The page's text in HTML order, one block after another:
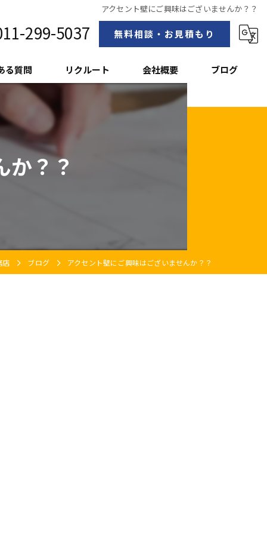
アクセント壁にご興味はございませんか？？
299-5037 無料相談・お見積もり
る質問 リクルート 会社概要
スタッフ紹介
ブログ
か？？
店 ブログ アクセント壁にご興味はございませんか？？